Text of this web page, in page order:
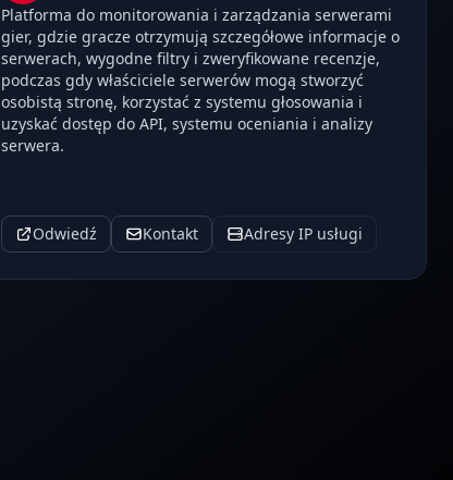
Platforma do monitorowania i zarządzania serwerami
gier, gdzie gracze otrzymują szczegółowe informacje o
serwerach, wygodne filtry i zweryfikowane recenzje,
podczas gdy właściciele serwerów mogą stworzyć
osobistą stronę, korzystać z systemu głosowania i
uzyskać dostęp do API, systemu oceniania i analizy
serwera.
Odwiedź Kontakt Adresy IP usługi